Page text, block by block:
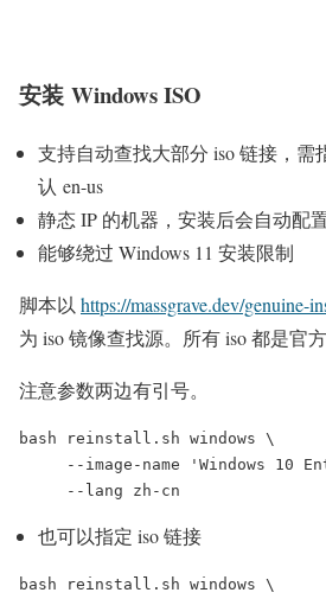
安装 Windows ISO
支持自动查找大部分 iso 链接，需
认 en-us
静态 IP 的机器，安装后会自动配
能够绕过 Windows 11 安装限制
脚本以 https://massgrave.dev/genuine-
为 iso 镜像查找源。所有 iso 都是官方
注意参数两边有引号。
bash reinstall.sh windows \
--image-name 'Windows 10
     --lang zh-cn
也可以指定 iso 链接
bash reinstall.sh windows \